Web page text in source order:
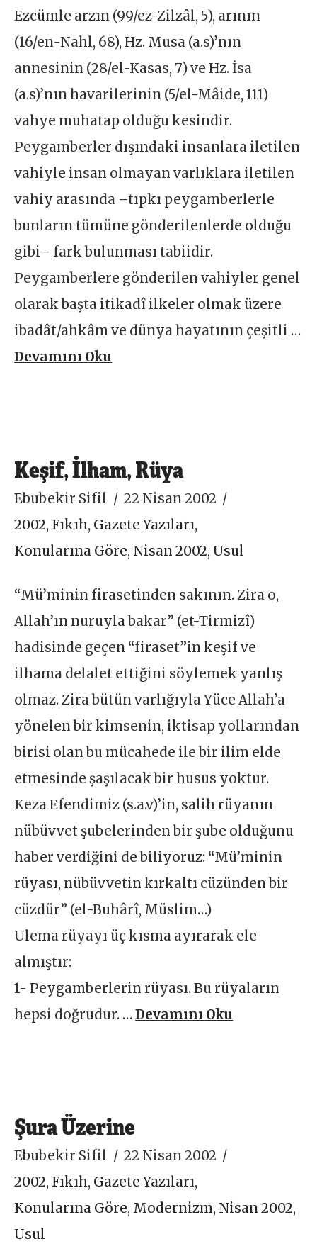
Ezcümle arzın (99/ez-Zilzâl, 5), arının
(16/en-Nahl, 68), Hz. Musa (a.s)’nın
annesinin (28/el-Kasas, 7) ve Hz. İsa
(a.s)’nın havarilerinin (5/el-Mâide, 111)
vahye muhatap olduğu kesindir.
Peygamberler dışındaki insanlara iletilen
vahiyle insan olmayan varlıklara iletilen
vahiy arasında –tıpkı peygamberlerle
bunların tümüne gönderilenlerde olduğu
gibi– fark bulunması tabiidir.
Peygamberlere gönderilen vahiyler genel
olarak başta itikadî ilkeler olmak üzere
ibadât/ahkâm ve dünya hayatının çeşitli …
Devamını Oku
Keşif, İlham, Rüya
Ebubekir Sifil
22 Nisan 2002
2002,Fıkıh, Gazete Yazıları,
Konularına Göre, Nisan 2002, Usul
“Mü’minin firasetinden sakının. Zira o,
Allah’ın nuruyla bakar” (et-Tirmizî)
hadisinde geçen “firaset”in keşif ve
ilhama delalet ettiğini söylemek yanlış
olmaz. Zira bütün varlığıyla Yüce Allah’a
yönelen bir kimsenin, iktisap yollarından
birisi olan bu mücahede ile bir ilim elde
etmesinde şaşılacak bir husus yoktur.
Keza Efendimiz (s.a.v)’in, salih rüyanın
nübüvvet şubelerinden bir şube olduğunu
haber verdiğini de biliyoruz: “Mü’minin
rüyası, nübüvvetin kırkaltı cüzünden bir
cüzdür” (el-Buhârî, Müslim…)
Ulema rüyayı üç kısma ayırarak ele
almıştır:
1- Peygamberlerin rüyası. Bu rüyaların
hepsi doğrudur. …Devamını Oku
Şura Üzerine
Ebubekir Sifil
22 Nisan 2002
2002,Fıkıh, Gazete Yazıları,
Konularına Göre, Modernizm, Nisan 2002,
Usul